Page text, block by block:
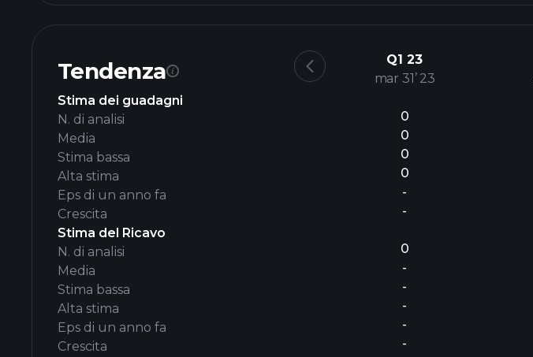
Tendenza
Stima dei guadagni
N. di analisi
Media
Stima bassa
Alta stima
Eps di un anno fa
Crescita
Stima del Ricavo
N. di analisi
Media
Stima bassa
Alta stima
Eps di un anno fa
Crescita
Q1 23
mar 31’ 23
0
0
0
0
-
-
0
-
-
-
-
-